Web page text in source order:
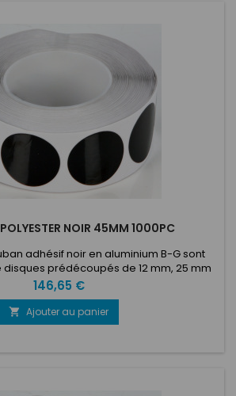
NOIR 45MM 1000PC
adhésif noir en aluminium B-G sont
prédécoupés de 12 mm, 25 mm
sur un rouleau de 100 ou 1000. Dotés
en feuille d'aluminium résistant, ces
noir peuvent être simplement retirés du
directement sur n'importe quelle zone
Prix
146,65 €
 Ajouter au panier